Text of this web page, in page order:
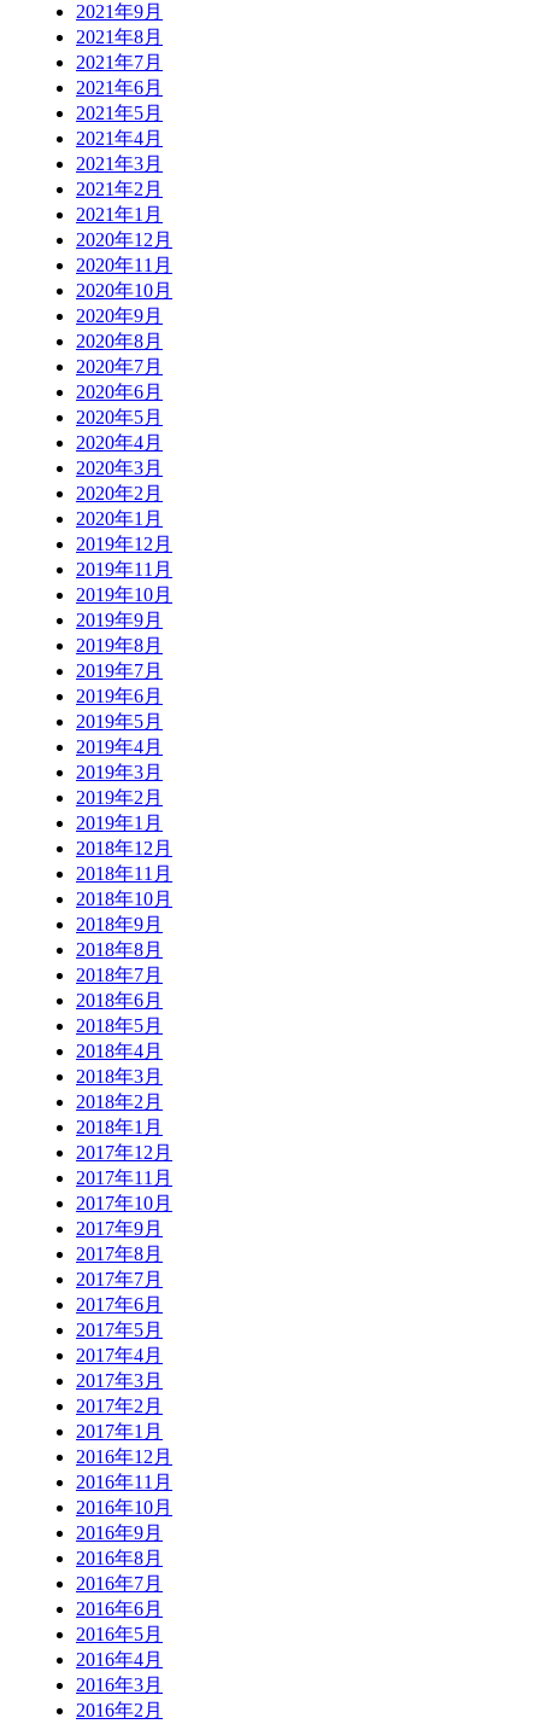
2021年9月
2021年8月
2021年7月
2021年6月
2021年5月
2021年4月
2021年3月
2021年2月
2021年1月
2020年12月
2020年11月
2020年10月
2020年9月
2020年8月
2020年7月
2020年6月
2020年5月
2020年4月
2020年3月
2020年2月
2020年1月
2019年12月
2019年11月
2019年10月
2019年9月
2019年8月
2019年7月
2019年6月
2019年5月
2019年4月
2019年3月
2019年2月
2019年1月
2018年12月
2018年11月
2018年10月
2018年9月
2018年8月
2018年7月
2018年6月
2018年5月
2018年4月
2018年3月
2018年2月
2018年1月
2017年12月
2017年11月
2017年10月
2017年9月
2017年8月
2017年7月
2017年6月
2017年5月
2017年4月
2017年3月
2017年2月
2017年1月
2016年12月
2016年11月
2016年10月
2016年9月
2016年8月
2016年7月
2016年6月
2016年5月
2016年4月
2016年3月
2016年2月